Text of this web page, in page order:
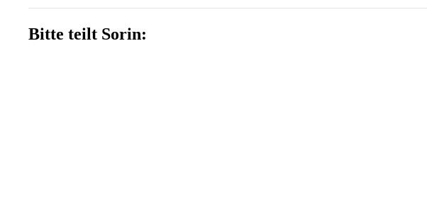
Bitte teilt Sorin: